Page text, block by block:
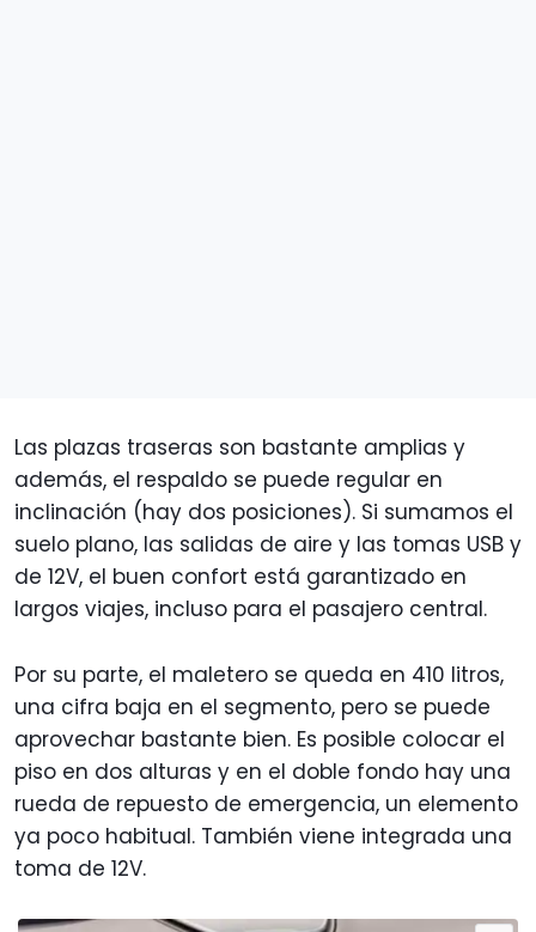
Las plazas traseras son bastante amplias y
además, el respaldo se puede regular en
inclinación (hay dos posiciones). Si sumamos el
suelo plano, las salidas de aire y las tomas USB y
de 12V, el buen confort está garantizado en
largos viajes, incluso para el pasajero central.
Por su parte, el maletero se queda en 410 litros,
una cifra baja en el segmento, pero se puede
aprovechar bastante bien. Es posible colocar el
piso en dos alturas y en el doble fondo hay una
rueda de repuesto de emergencia, un elemento
ya poco habitual. También viene integrada una
toma de 12V.